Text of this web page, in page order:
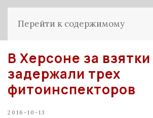
Перейти к содержимому
В Херсоне за взятки
задержали трех
фитоинспекторов
2016-10-13